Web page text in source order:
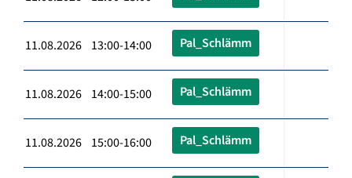
11.08.2026 13:00-14:00 Pal_Schlämm
11.08.2026 14:00-15:00 Pal_Schlämm
11.08.2026 15:00-16:00 Pal_Schlämm